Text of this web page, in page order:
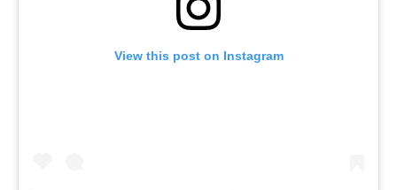
View this post on Instagram